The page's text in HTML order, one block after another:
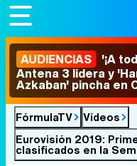
AUDIENCIAS '¡A
Antena 3 lidera y
Azkaban' pincha en
FórmulaTV
Vídeos
Eurovisión 2019:
clasificados en la